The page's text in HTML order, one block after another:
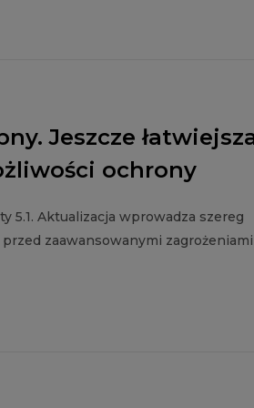
Jeszcze
ochrony
Aktualizacja wprowadza szereg
zaawansowanymi zagrożeniami